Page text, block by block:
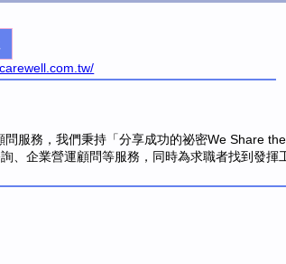
服務，我們秉持「分享成功的祕密We Share
企業營運顧問等服務，同時為求職者找到發